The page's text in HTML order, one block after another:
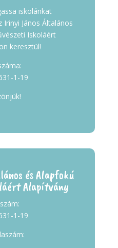
iskolánkat
Irinyi János Általános
Iskoláért
keresztül!
1-19
és Alapfokú
Alapítvány
1-19